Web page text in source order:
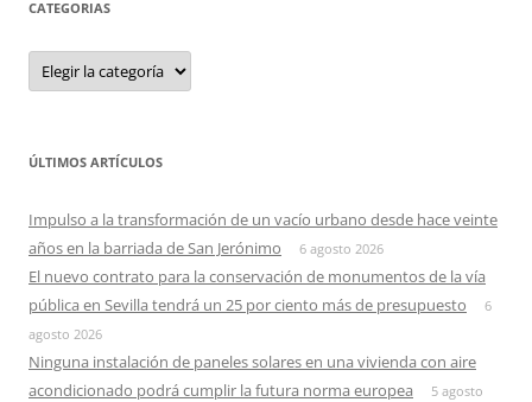
CATEGORIAS
Categorias
ÚLTIMOS ARTÍCULOS
Impulso a la transformación de un vacío urbano desde hace veinte
años en la barriada de San Jerónimo
6 agosto 2026
El nuevo contrato para la conservación de monumentos de la vía
pública en Sevilla tendrá un 25 por ciento más de presupuesto
6
agosto 2026
Ninguna instalación de paneles solares en una vivienda con aire
acondicionado podrá cumplir la futura norma europea
5 agosto